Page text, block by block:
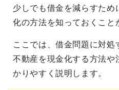
少しでも借金を減らすため
化の方法を知っておくこと
ここでは、借金問題に対処
不動産を現金化する方法や
かりやすく説明します。